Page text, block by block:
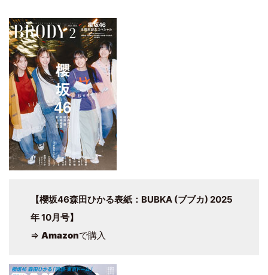
【櫻坂46森田ひかる表紙：BUBKA (ブブカ) 2025
年 10月号】
⇒ Amazonで購入